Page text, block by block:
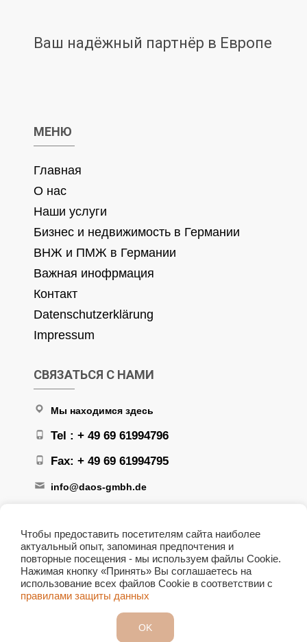
Ваш надёжный партнёр в Европе
МЕНЮ
Главная
О нас
Наши услуги
Бизнес и недвижимость в Германии
ВНЖ и ПМЖ в Германии
Важная инофрмация
Контакт
Datenschutzerklärung
Impressum
СВЯЗАТЬСЯ С НАМИ
Мы находимся здесь
Tel : + 49 69 61994796
Fax: + 49 69 61994795
info@daos-gmbh.de
+ 49 172 6166708
Чтобы предоставить посетителям сайта наиболее
актуальный опыт, запоминая предпочтения и
повторные посещения - мы используем файлы Cookie.
Нажимая кнопку «Принять» Вы соглашаетесь на
использование всех файлов Сookie в соответствии с
правилами защиты данных
OK